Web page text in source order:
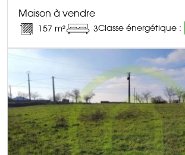
Maison à vendre
157 m² 3Classe énergétique :